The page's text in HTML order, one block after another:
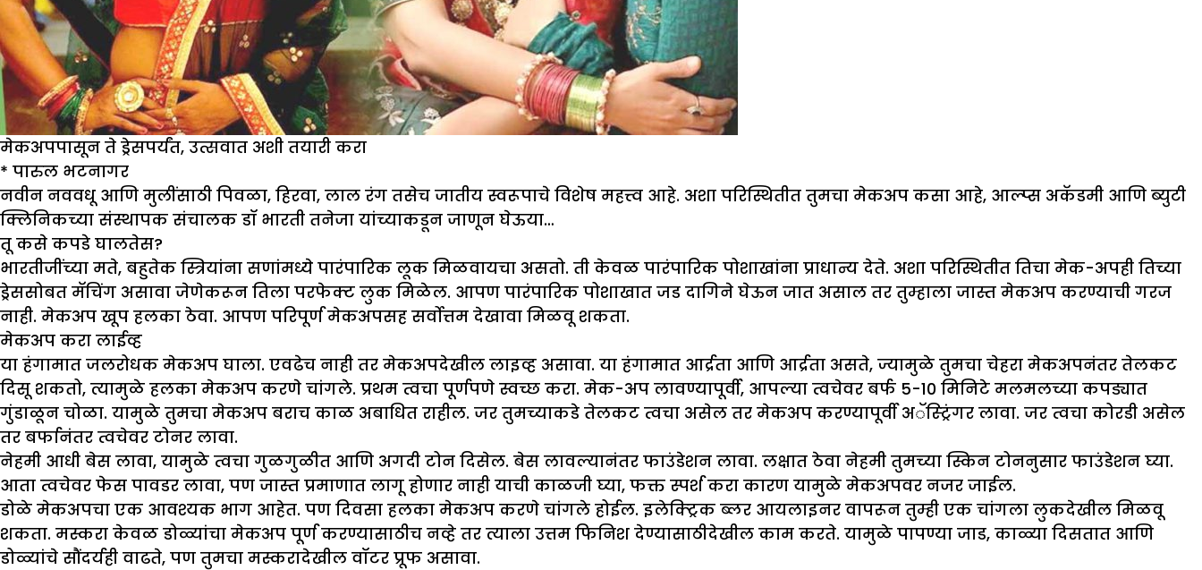
मेकअपपासून ते ड्रेसपर्यंत, उत्सवात अशी तयारी करा
* पारुल भटनागर
नवीन नववधू आणि मुलींसाठी पिवळा, हिरवा, लाल रंग तसेच जातीय स्वरूपाचे विशेष महत्त्व आहे. अशा परिस्थितीत तुमचा मेकअप कसा आहे, आल्प्स अकॅडमी आणि ब्युटी
क्लिनिकच्या संस्थापक संचालक डॉ भारती तनेजा यांच्याकडून जाणून घेऊया…
तू कस कपडे घालतेस?
भारतीजींच्या मते, बहुतेक स्त्रियांना सणांमध्ये पारंपारिक लूक मिळवायचा असतो. ती केवळ पारंपारिक पोशाखांना प्राधान्य देते. अशा परिस्थितीत तिचा मेक-अपही तिच्या
ड्रेससोबत मॅचिंग असावा जेणेकरून तिला परफेक्ट लुक मिळेल. आपण पारंपारिक पोशाखात जड दागिने घेऊन जात असाल तर तुम्हाला जास्त मेकअप करण्याची गरज
नाही. मेकअप खूप हलका ठेवा. आपण परिपूर्ण मेकअपसह सर्वोत्तम देखावा मिळवू शकता.
मेकअप करा लाईव्ह
या हंगामात जलरोधक मेकअप घाला. एवढेच नाही तर मेकअपदेखील लाइव्ह असावा. या हंगामात आर्द्रता आणि आर्द्रता असते, ज्यामुळे तुमचा चेहरा मेकअपनंतर तेलकट
दिसू शकतो, त्यामुळे हलका मेकअप करणे चांगले. प्रथम त्वचा पूर्णपणे स्वच्छ करा. मेक-अप लावण्यापूर्वी, आपल्या त्वचेवर बर्फ 5-10 मिनिटे मलमलच्या कपड्यात
गुंडाळून चोळा. यामुळे तुमचा मेकअप बराच काळ अबाधित राहील. जर तुमच्याकडे तेलकट त्वचा असेल तर मेकअप करण्यापूर्वी अॅस्ट्रिंगर लावा. जर त्वचा कोरडी असेल
तर बर्फानंतर त्वचेवर टोनर लावा.
नेहमी आधी बेस लावा, यामुळे त्वचा गुळगुळीत आणि अगदी टोन दिसेल. बेस लावल्यानंतर फाउंडेशन लावा. लक्षात ठेवा नेहमी तुमच्या स्किन टोननुसार फाउंडेशन घ्या.
आता त्वचेवर फेस पावडर लावा, पण जास्त प्रमाणात लागू होणार नाही याची काळजी घ्या, फक्त स्पर्श करा कारण यामुळे मेकअपवर नजर जाईल.
डोळे मेकअपचा एक आवश्यक भाग आहेत. पण दिवसा हलका मेकअप करणे चांगले होईल. इलेक्ट्रिक ब्लर आयलाइनर वापरून तुम्ही एक चांगला लुकदेखील मिळवू
शकता. मस्करा केवळ डोळ्यांचा मेकअप पूर्ण करण्यासाठीच नव्हे तर त्याला उत्तम फिनिश देण्यासाठीदेखील काम करते. यामुळे पापण्या जाड, काळ्या दिसतात आणि
डोळ्यांचे सौंदर्यही वाढते, पण तुमचा मस्करादेखील वॉटर प्रूफ असावा.